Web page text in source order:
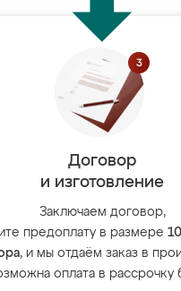
Договор
и изготовление
Заключаем договор,
предоплату в размере
, и мы отдаём заказ в
оплата в рассрочку